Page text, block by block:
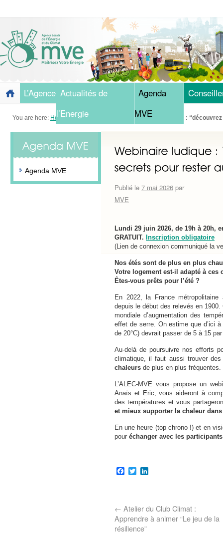
L’Agence Actualités de
l’Energie
Agenda
MVE
You are here: Home»Blog» Webinaire ludique :
Agenda MVE
Publié le 7 mai 2026 par
MVE
Lundi 29 juin 2026, de 19h à 20h,
GRATUIT. Inscription obligatoire
(Lien de connexion communiqué la
Nos étés sont de plus en plus
Votre logement est-il adapté à
Êtes-vous prêts pour l’été ?
En 2022, la France
depuis le début des relevés en
mondiale d’augmentation des
effet de serre. On estime que d’ici
de 20°C) devrait passer de 5 à 15
Au-delà de poursuivre nos efforts
climatique, il faut aussi trouver
chaleurs de plus en plus fréquentes.
L’ALEC-MVE vous propose un
Anaïs et Eric, vous aideront à
des températures et vous
et mieux supporter la chaleur
En une heure (top chrono !) et en
pour échanger avec les
Facebook
Twitter
← Atelier du Club Climat :
Apprendre à animer “Le jeu de la
résilience”